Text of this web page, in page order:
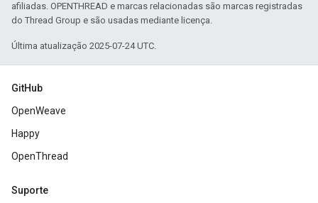
afiliadas. OPENTHREAD e marcas relacionadas são marcas registradas
do Thread Group e são usadas mediante licença.
Última atualização 2025-07-24 UTC.
GitHub
OpenWeave
Happy
OpenThread
Suporte